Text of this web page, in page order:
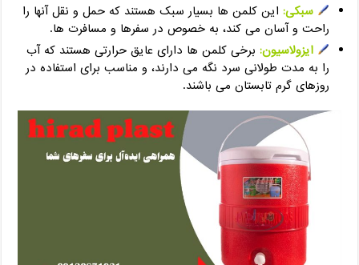
سبکی: این کلمن‌ ها بسیار سبک هستند که حمل و نقل آنها را
راحت و آسان می‌ کند، به خصوص در سفرها و مسافرت‌ ها.
ایزولاسیون: برخی کلمن‌ ها دارای عایق حرارتی هستند که آب
را به مدت طولانی سرد نگه می‌ دارند، و مناسب برای استفاده در
روزهای گرم تابستان می باشند.